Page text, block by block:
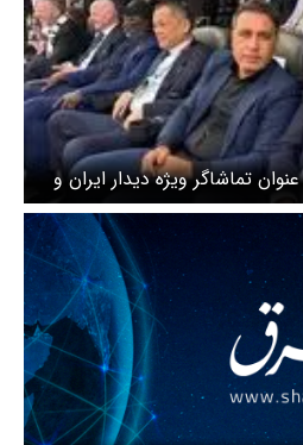
تماشاگر ویژه دیدار ایران و